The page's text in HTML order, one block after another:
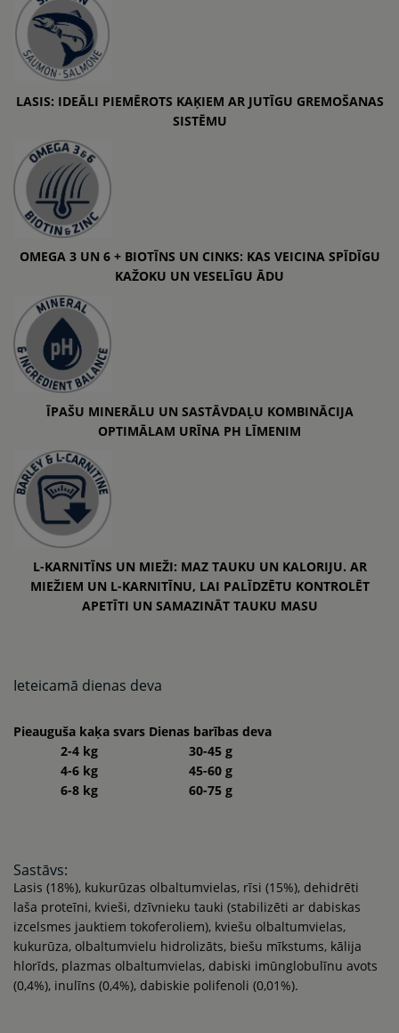
LASIS: IDEĀLI PIEMĒROTS KAĶIEM AR JUTĪGU GREMOŠANAS
SISTĒMU
OMEGA 3 UN 6 + BIOTĪNS UN CINKS: KAS VEICINA SPĪDĪGU
KAŽOKU UN VESELĪGU ĀDU
ĪPAŠU MINERĀLU UN SASTĀVDAĻU KOMBINĀCIJA
OPTIMĀLAM URĪNA PH LĪMENIM
L-KARNITĪNS UN MIEŽI: MAZ TAUKU UN KALORIJU. AR
MIEŽIEM UN L-KARNITĪNU, LAI PALĪDZĒTU KONTROLĒT
APETĪTI UN SAMAZINĀT TAUKU MASU
Ieteicamā dienas deva
Pieauguša kaķa svars Dienas barības deva
2-4 kg
30-45 g
4-6 kg
45-60 g
6-8 kg
60-75 g
Sastāvs:
Lasis (18%), kukurūzas olbaltumvielas, rīsi (15%), dehidrēti
laša proteīni, kvieši, dzīvnieku tauki (stabilizēti ar dabiskas
izcelsmes jauktiem tokoferoliem), kviešu olbaltumvielas,
kukurūza, olbaltumvielu hidrolizāts, biešu mīkstums, kālija
hlorīds, plazmas olbaltumvielas, dabiski imūnglobulīnu avots
(0,4%), inulīns (0,4%), dabiskie polifenoli (0,01%).